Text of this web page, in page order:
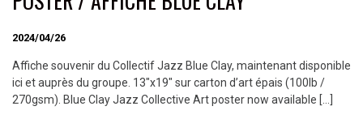
2024/04/26
Affiche souvenir du Collectif Jazz Blue Clay, maintenant disponible
ici et auprès du groupe. 13″x19″ sur carton d’art épais (100lb /
270gsm). Blue Clay Jazz Collective Art poster now available […]